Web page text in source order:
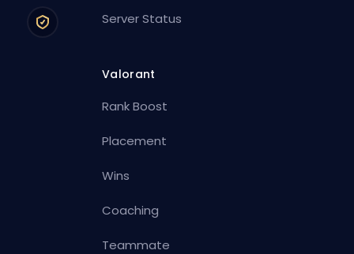
Server Status
Valorant
Rank Boost
Placement
Wins
Coaching
Teammate